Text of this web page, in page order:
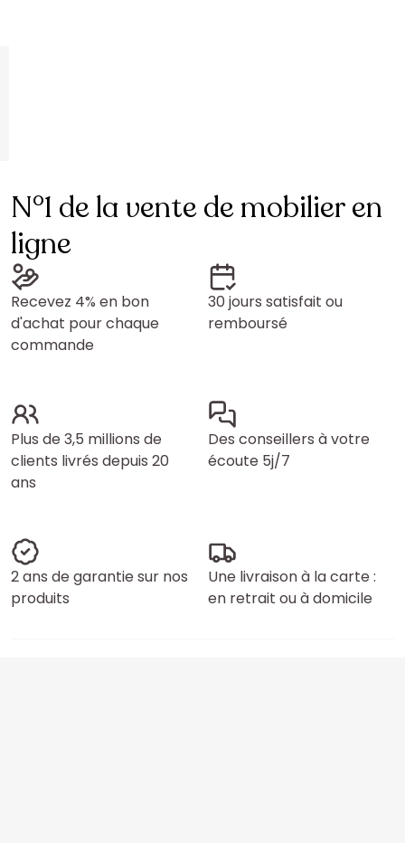
N°1 de la vente de mobilier en
ligne
Recevez 4% en bon
d'achat pour chaque
commande
30 jours satisfait ou
remboursé
Plus de 3,5 millions de
clients livrés depuis 20
ans
Des conseillers à votre
écoute 5j/7
2 ans de garantie sur nos
produits
Une livraison à la carte :
en retrait ou à domicile